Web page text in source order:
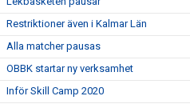
Restriktioner även i Kalmar Län
Alla matcher pausas
OBBK startar ny verksamhet
Inför Skill Camp 2020